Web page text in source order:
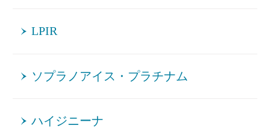
LPIR
ソプラノアイス・プラチナム
ハイジニーナ